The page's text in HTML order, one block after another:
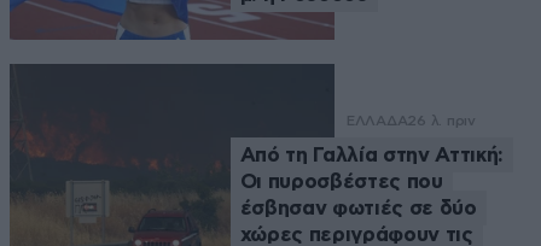
ΕΛΛΑΔΑ26 λ. πριν
Από τη Γαλλία στην Αττική:
Οι πυροσβέστες που
έσβησαν φωτιές σε δύο
χώρες περιγράφουν τις